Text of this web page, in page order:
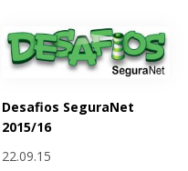
Desafios SeguraNet
2015/16
22.09.15